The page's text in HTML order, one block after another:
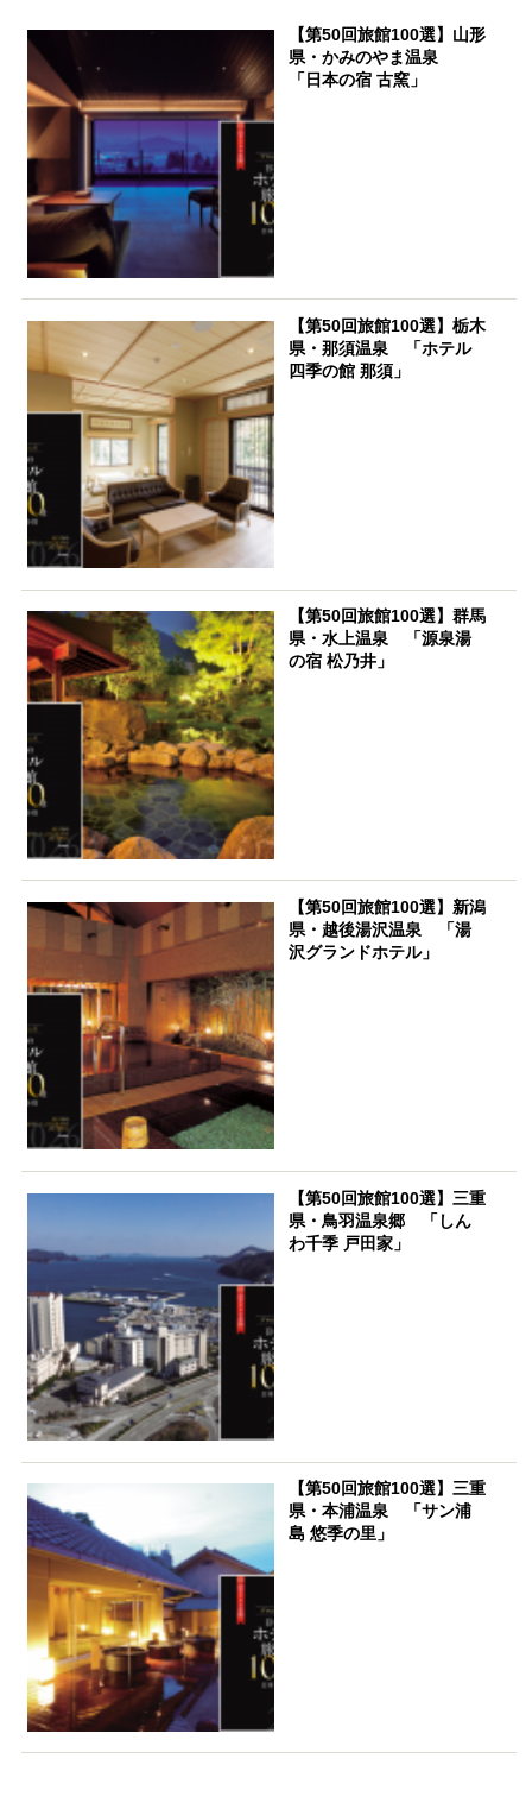
【第50回旅館100選】山形
県・かみのやま温泉
「日本の宿 古窯」
【第50回旅館100選】栃木
県・那須温泉 「ホテル
四季の館 那須」
【第50回旅館100選】群馬
県・水上温泉 「源泉湯
の宿 松乃井」
【第50回旅館100選】新潟
県・越後湯沢温泉 「湯
沢グランドホテル」
【第50回旅館100選】三重
県・鳥羽温泉郷 「しん
わ千季 戸田家」
【第50回旅館100選】三重
県・本浦温泉 「サン浦
島 悠季の里」